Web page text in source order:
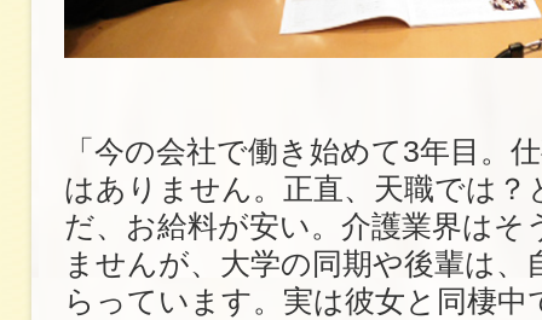
「今の会社で働き始めて3年目。
はありません。正直、天職では？
だ、お給料が安い。介護業界はそ
ませんが、大学の同期や後輩は、
らっています。実は彼女と同棲中